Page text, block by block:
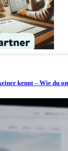
kennt – Wie du